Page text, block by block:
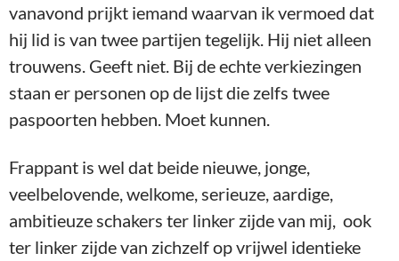
vanavond prijkt iemand waarvan ik vermoed dat
hij lid is van twee partijen tegelijk. Hij niet alleen
trouwens. Geeft niet. Bij de echte verkiezingen
staan er personen op de lijst die zelfs twee
paspoorten hebben. Moet kunnen.
Frappant is wel dat beide nieuwe, jonge,
veelbelovende, welkome, serieuze, aardige,
ambitieuze schakers ter linker zijde van mij, ook
ter linker zijde van zichzelf op vrijwel identieke